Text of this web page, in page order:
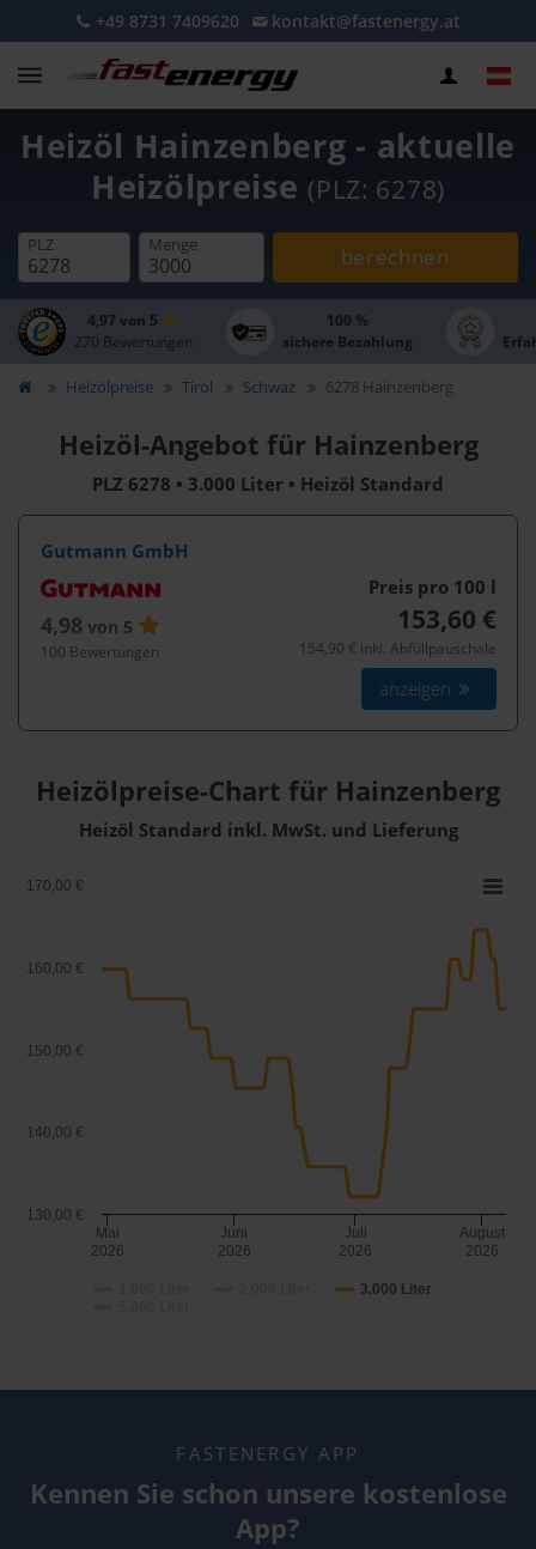
+49 8731 7409620 kontakt@fastenergy.at
Heizöl Hainzenberg - aktuelle
Heizölpreise (PLZ: 6278)
PLZ Menge berechnen
4,97 von 5
270 Bewertungen
100 %
sichere Bezahlung
Heizölpreise Tirol Schwaz 6278 Hainzenberg
Heizöl-Angebot für Hainzenberg
PLZ 6278 • 3.000 Liter • Heizöl Standard
Gutmann GmbH
4,98 von 5
100 Bewertungen
Preis pro 100 l
153,60 €
154,90 € inkl. Abfüllpauschale
anzeigen
Heizölpreise-Chart für Hainzenberg
Heizöl Standard inkl. MwSt. und Lieferung
3.000 Liter
Mai
2026
Juni
2026
Juli
2026
August
2026
130,00 €
140,00 €
150,00 €
160,00 €
170,00 €
FASTENERGY APP
Kennen Sie schon unsere kostenlose
App?